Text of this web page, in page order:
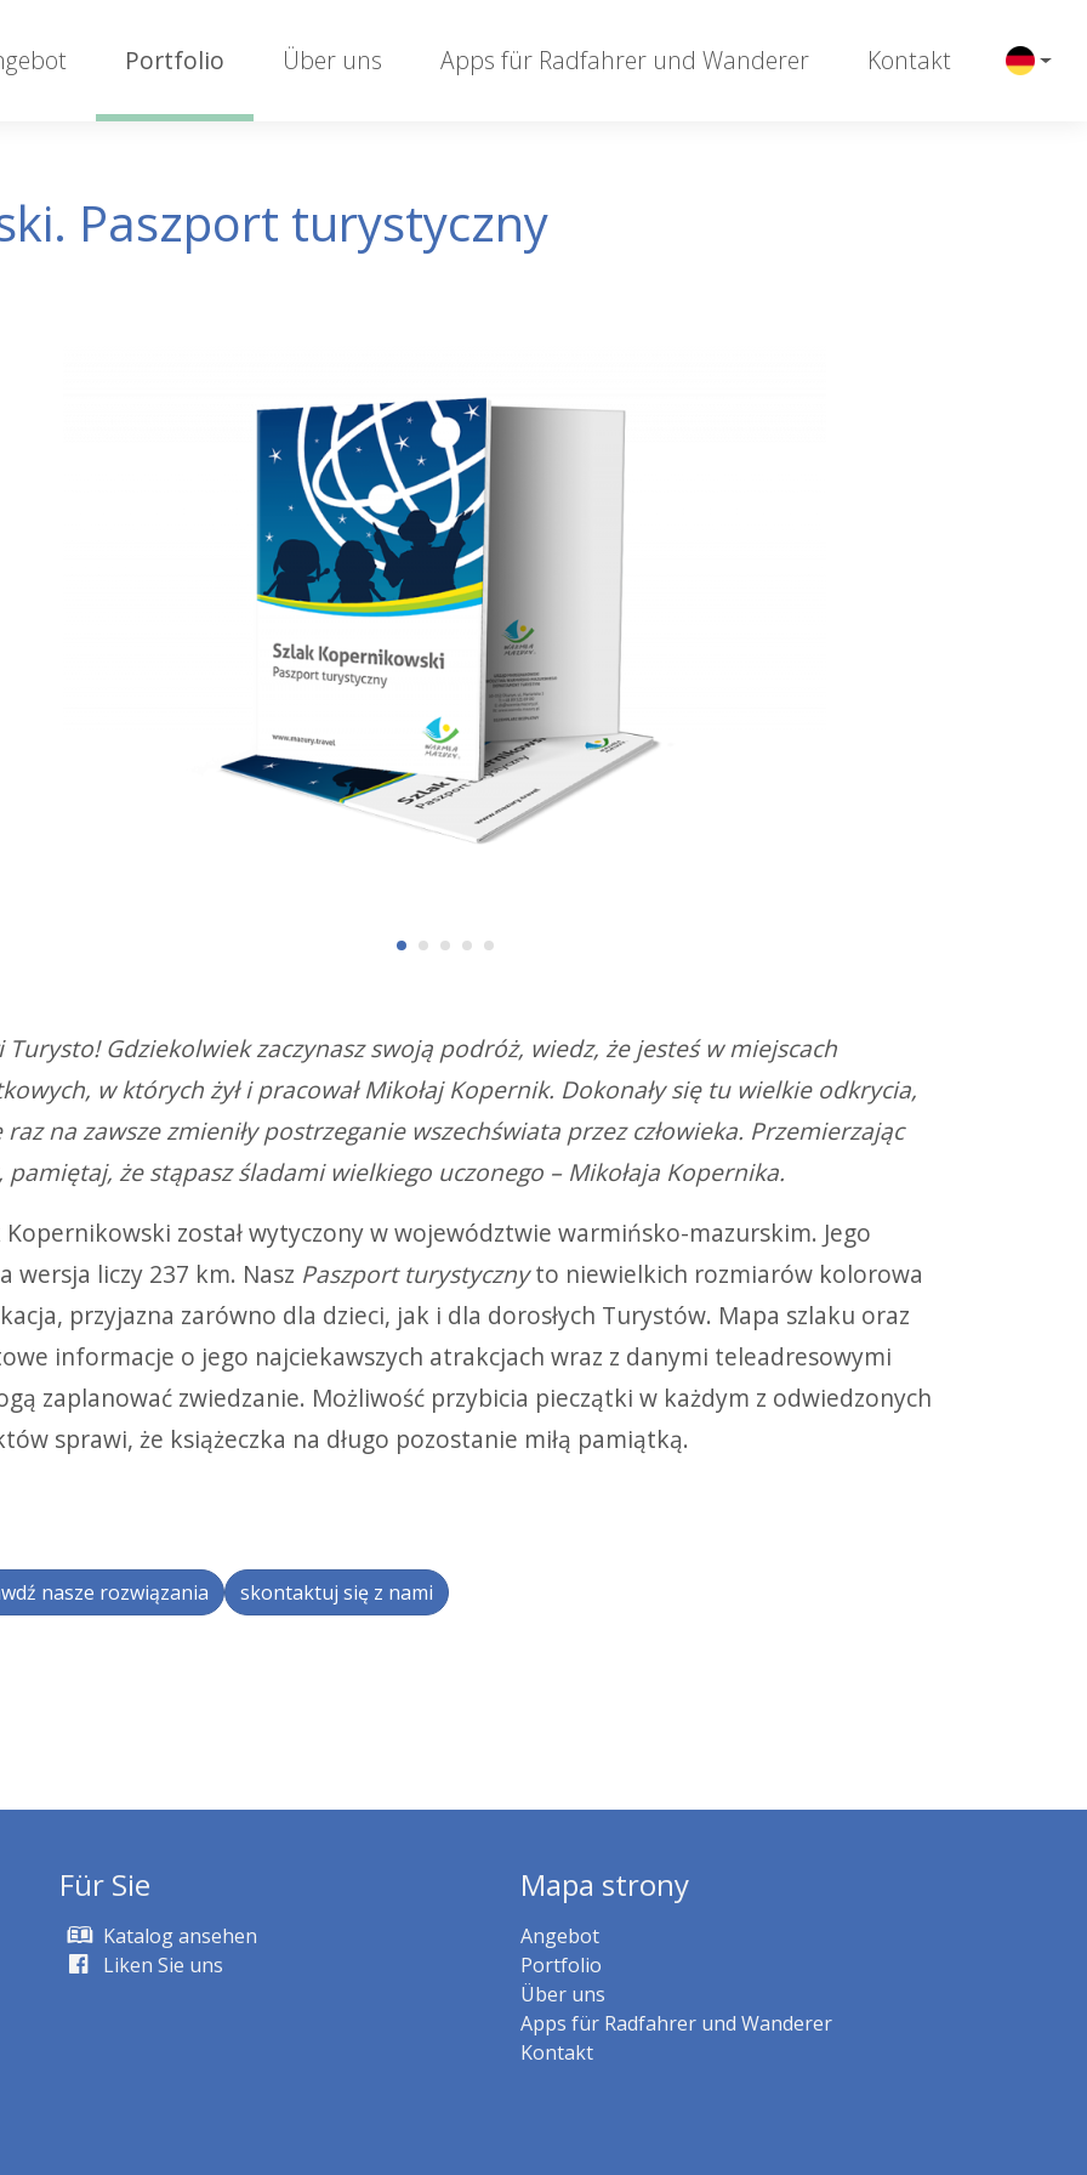
Portfolio Über uns Apps für Radfahrer und Wanderer Kontakt
Paszport turystyczny
Turysto! Gdziekolwiek zaczynasz swoją podróż, wiedz, że jesteś w miejscach
w których żył i pracował Mikołaj Kopernik. Dokonały się tu wielkie odkrycia,
na zawsze zmieniły postrzeganie wszechświata przez człowieka. Przemierzając
pamiętaj, że stąpasz śladami wielkiego uczonego – Mikołaja Kopernika.
Kopernikowski został wytyczony w województwie warmińsko-mazurskim. Jego
wersja liczy 237 km. Nasz Paszport turystycznyto niewielkich rozmiarów kolorowa
przyjazna zarówno dla dzieci, jak i dla dorosłych Turystów. Mapa szlaku oraz
informacje o jego najciekawszych atrakcjach wraz z danymi teleadresowymi
zaplanować zwiedzanie. Możliwość przybicia pieczątki w każdym z odwiedzonych
sprawi, że książeczka na długo pozostanie miłą pamiątką.
nasze rozwiązania skontaktuj się z nami
Für Sie
Katalog ansehen
Liken Sie uns
Mapa strony
Angebot
Portfolio
Über uns
Apps für Radfahrer und Wanderer
Kontakt